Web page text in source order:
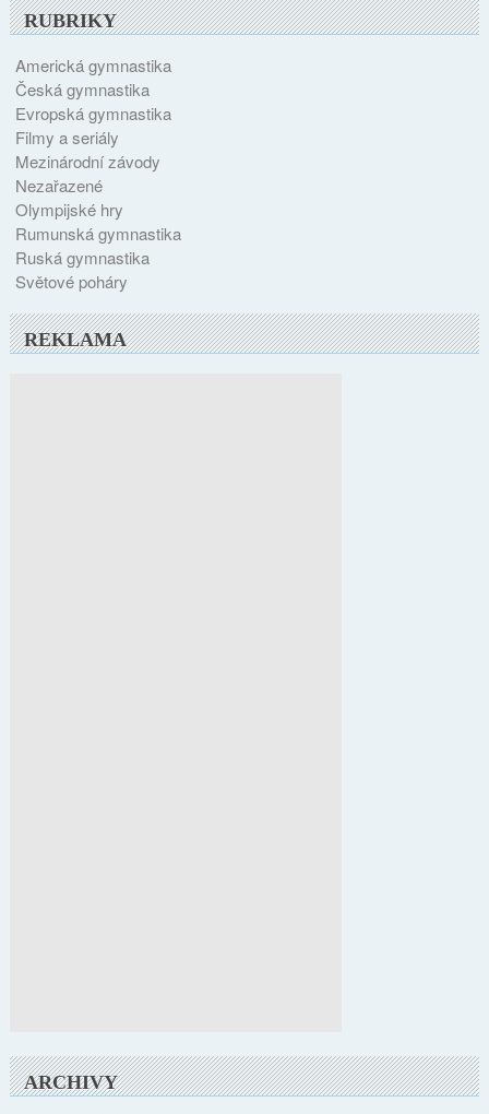
RUBRIKY
Americká gymnastika
Česká gymnastika
Evropská gymnastika
Filmy a seriály
Mezinárodní závody
Nezařazené
Olympijské hry
Rumunská gymnastika
Ruská gymnastika
Světové poháry
REKLAMA
ARCHIVY